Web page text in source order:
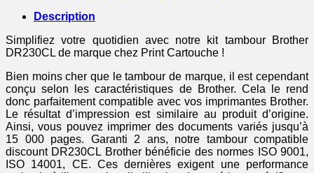
Description
Simplifiez votre quotidien avec notre kit tambour Brother
DR230CL de marque chez Print Cartouche !
Bien moins cher que le tambour de marque, il est cependant
conçu selon les caractéristiques de Brother. Cela le rend
donc parfaitement compatible avec vos imprimantes Brother.
Le résultat d’impression est similaire au produit d’origine.
Ainsi, vous pouvez imprimer des documents variés jusqu’à
15 000 pages. Garanti 2 ans, notre tambour compatible
discount DR230CL Brother bénéficie des normes ISO 9001,
ISO 14001, CE. Ces dernières exigent une performance